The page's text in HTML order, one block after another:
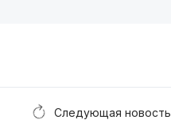
Следующая новость